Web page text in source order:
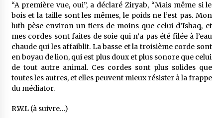
“A première vue, oui”, a déclaré Ziryab, “Mais même si le
bois et la taille sont les mêmes, le poids ne l’est pas. Mon
luth pèse environ un tiers de moins que celui d’Ishaq, et
mes cordes sont faites de soie qui n’a pas été filée à l’eau
chaude qui les affaiblit. La basse et la troisième corde sont
en boyau de lion, qui est plus doux et plus sonore que celui
de tout autre animal. Ces cordes sont plus solides que
toutes les autres, et elles peuvent mieux résister à la frappe
du médiator.
R.W.L (à suivre…)